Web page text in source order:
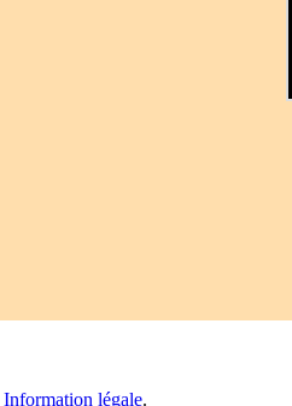
Information légale.